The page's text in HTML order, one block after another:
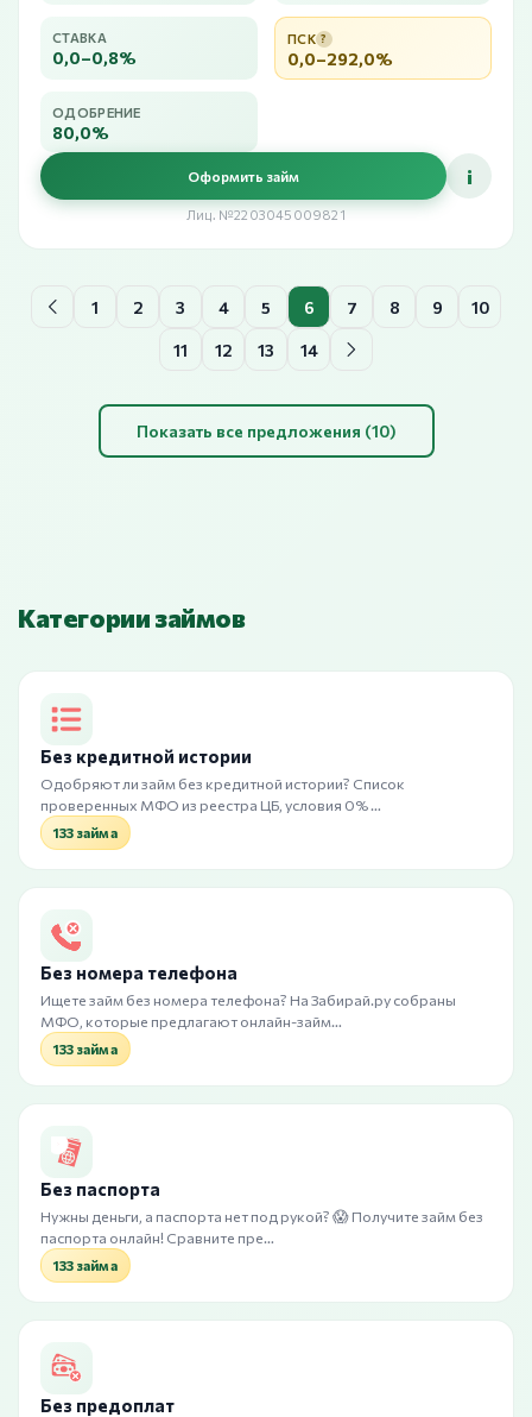
СТАВКА
0,0–0,8%
ПСК ?
0,0–292,0%
ОДОБРЕНИЕ
80,0%
Оформить займ i
Лиц. №2203045009821
1 2 3 4 5 6 7 8 9 10
11 12 13 14
Показать все предложения (10)
Категории займов
Без кредитной истории
Одобряют ли займ без кредитной истории? Список
проверенных МФО из реестра ЦБ, условия 0% …
133 займа
Без номера телефона
Ищете займ без номера телефона? На Забирай.ру собраны
МФО, которые предлагают онлайн-займ…
133 займа
Без паспорта
Нужны деньги, а паспорта нет под рукой? 😱 Получите займ без
паспорта онлайн! Сравните пре…
133 займа
Без предоплат